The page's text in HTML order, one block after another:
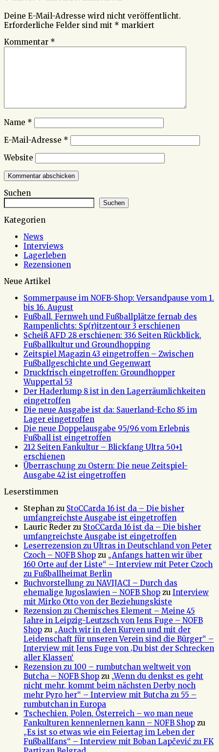
Deine E-Mail-Adresse wird nicht veröffentlicht.
Erforderliche Felder sind mit * markiert
Kommentar *
Name *
E-Mail-Adresse *
Website
Suchen
Suchen
Kategorien
News
Interviews
Lagerleben
Rezensionen
Neue Artikel
Sommerpause im NOFB-Shop: Versandpause vom 1.
bis 16. August
Fußball, Fernweh und Fußballplätze fernab des
Rampenlichts: Sp(r)itzentour 3 erschienen
Scheiß AFD 28 erschienen: 336 Seiten Rückblick,
Fußballkultur und Groundhopping
Zeitspiel Magazin 43 eingetroffen – Zwischen
Fußballgeschichte und Gegenwart
Druckfrisch eingetroffen: Groundhopper
Wuppertal 53
Der Haderlump 8 ist in den Lagerräumlichkeiten
eingetroffen
Die neue Ausgabe ist da: Sauerland-Echo 85 im
Lager eingetroffen
Die neue Doppelausgabe 95/96 vom Erlebnis
Fußball ist eingetroffen
212 Seiten Fankultur – Blickfang Ultra 50+1
erschienen
Überraschung zu Ostern: Die neue Zeitspiel-
Ausgabe 42 ist eingetroffen
Leserstimmen
Stephan zu StoCCarda 16 ist da – Die bisher
umfangreichste Ausgabe ist eingetroffen
Lauric Reder zu StoCCarda 16 ist da – Die bisher
umfangreichste Ausgabe ist eingetroffen
Leserrezension zu Ultras in Deutschland von Peter
Czoch – NOFB Shop zu „Anfangs hatten wir über
160 Orte auf der Liste“ – Interview mit Peter Czoch
zu Fußballheimat Berlin
Buchvorstellung zu NAVIJACI – Durch das
ehemalige Jugoslawien – NOFB Shop zu Interview
mit Mirko Otto von der Beziehungskiste
Rezension zu Chemisches Element – Meine 45
Jahre in Leipzig-Leutzsch von Jens Fuge – NOFB
Shop zu „Auch wir in den Kurven und mit der
Leidenschaft für unseren Verein sind die Bürger“ –
Interview mit Jens Fuge von ‚Du bist der Schrecken
aller Klassen‘
Rezension zu 100 – rumbutchan weltweit von
Butcha – NOFB Shop zu „Wenn du denkst es geht
nicht mehr, kommt beim nächsten Derby noch
mehr Pyro her“ – Interview mit Butcha zu 55 –
rumbutchan in Europa
Tschechien, Polen, Österreich – wo man neue
Fankulturen kennenlernen kann – NOFB Shop zu
„Es ist so etwas wie ein Feiertag im Leben der
Fußballfans“ – Interview mit Boban Lapčević zu FK